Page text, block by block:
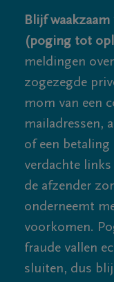
Blijf
(poging tot
meldingen
zogezegde
mom van een
mailadressen,
of een
verdachte
de afzender
onderneemt
voorkomen.
fraude vallen
sluiten, dus